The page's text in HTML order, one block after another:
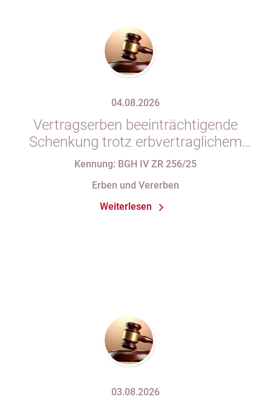
04.08.2026
Vertragserben beeinträchtigende
Schenkung trotz erbvertraglichem
Rücktrittsvorbehalt
Kennung: BGH IV ZR 256/25
Erben und Vererben
Weiterlesen
03.08.2026